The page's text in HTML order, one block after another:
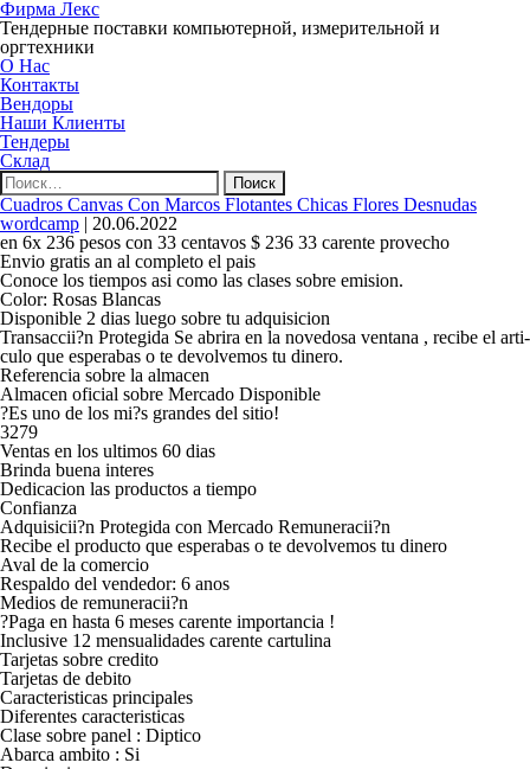
Фирма Лекс
Тендерные поставки компьютерной, измерительной и
оргтехники
О Нас
Контакты
Вендоры
Наши Клиенты
Тендеры
Склад
Найти:
Cuadros Canvas Con Marcos Flotantes Chicas Flores Desnudas
wordcamp | 20.06.2022
en 6x 236 pesos con 33 centavos $ 236 33 carente provecho
Envio gratis an al completo el pais
Conoce los tiempos asi­ como las clases sobre emision.
Color: Rosas Blancas
Disponible 2 dias luego sobre tu adquisicion
Transaccii?n Protegida Se abrira en la novedosa ventana , recibe el arti­
culo que esperabas o te devolvemos tu dinero.
Referencia sobre la almacen
Almacen oficial sobre Mercado Disponible
?Es uno de los mi?s grandes del sitio!
3279
Ventas en los ultimos 60 dias
Brinda buena interes
Dedicacion las productos a tiempo
Confianza
Adquisicii?n Protegida con Mercado Remuneracii?n
Recibe el producto que esperabas o te devolvemos tu dinero
Aval de la comercio
Respaldo del vendedor: 6 anos
Medios de remuneracii?n
?Paga en hasta 6 meses carente importancia !
Inclusive 12 mensualidades carente cartulina
Tarjetas sobre credito
Tarjetas de debito
Caracteristicas principales
Diferentes caracteristicas
Clase sobre panel : Diptico
Abarca ambito : Si